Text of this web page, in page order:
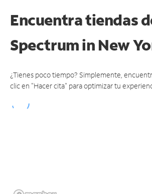
Encuentra tiendas
Spectrumin New
¿Tienes poco tiempo? Simplemente,
clic en "Hacer cita" para optimizar tu